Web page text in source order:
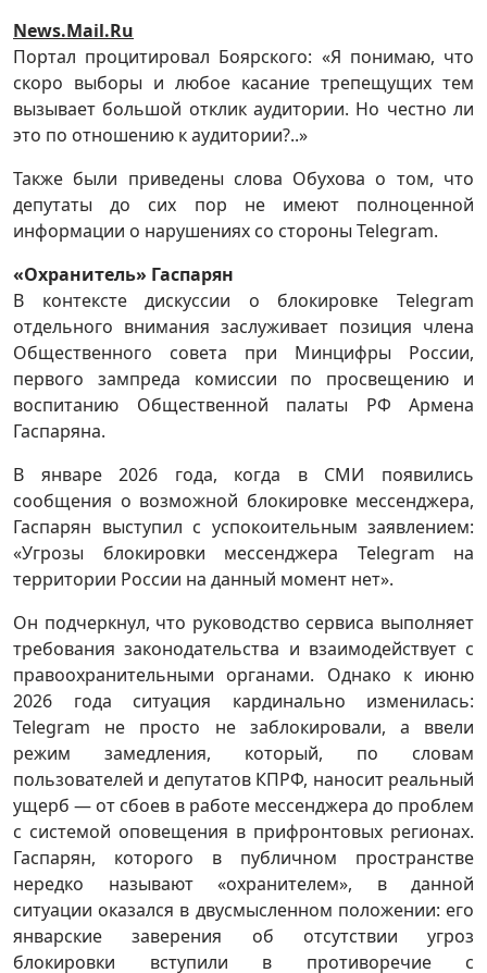
News.Mail.Ru
Портал процитировал Боярского: «Я понимаю, что
скоро выборы и любое касание трепещущих тем
вызывает большой отклик аудитории. Но честно ли
это по отношению к аудитории?..»
Также были приведены слова Обухова о том, что
депутаты до сих пор не имеют полноценной
информации о нарушениях со стороны Telegram.
«Охранитель» Гаспарян
В контексте дискуссии о блокировке Telegram
отдельного внимания заслуживает позиция члена
Общественного совета при Минцифры России,
первого зампреда комиссии по просвещению и
воспитанию Общественной палаты РФ Армена
Гаспаряна.
В январе 2026 года, когда в СМИ появились
сообщения о возможной блокировке мессенджера,
Гаспарян выступил с успокоительным заявлением:
«Угрозы блокировки мессенджера Telegram на
территории России на данный момент нет».
Он подчеркнул, что руководство сервиса выполняет
требования законодательства и взаимодействует с
правоохранительными органами. Однако к июню
2026 года ситуация кардинально изменилась:
Telegram не просто не заблокировали, а ввели
режим замедления, который, по словам
пользователей и депутатов КПРФ, наносит реальный
ущерб — от сбоев в работе мессенджера до проблем
с системой оповещения в прифронтовых регионах.
Гаспарян, которого в публичном пространстве
нередко называют «охранителем», в данной
ситуации оказался в двусмысленном положении: его
январские заверения об отсутствии угроз
блокировки вступили в противоречие с